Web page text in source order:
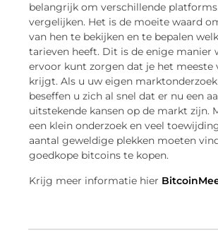
belangrijk om verschillende
vergelijken. Het is de moeite waard
van hen te bekijken en te bepalen
tarieven heeft. Dit is de enige manier
ervoor kunt zorgen dat je het meeste
krijgt. Als u uw eigen
beseffen u zich al snel dat er nu een
uitstekende kansen op de markt zijn.
een klein onderzoek en veel
aantal geweldige plekken moeten
goedkope bitcoins te kopen.
Krijg meer informatie hier